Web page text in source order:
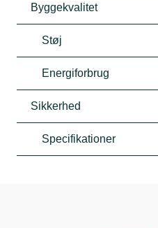
Byggekvalitet
Støj
Energiforbrug
Sikkerhed
Specifikationer